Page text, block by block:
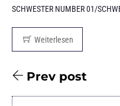
SCHWESTER NUMBER 01/
Weiterlesen
Prev post